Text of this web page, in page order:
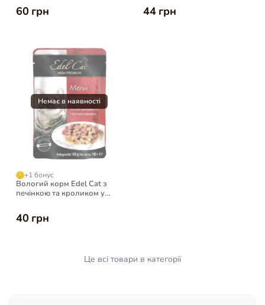
60 грн 44 грн
+1 бонус
Вологий корм Edel Cat з
печінкою та кроликом у
40 грн
Це всі товари в категорії